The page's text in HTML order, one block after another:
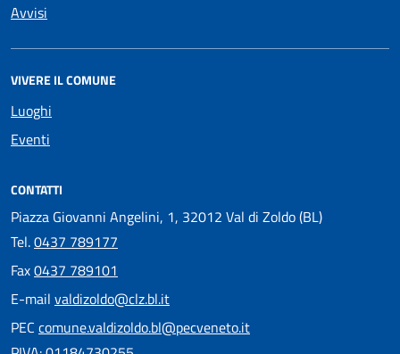
Avvisi
VIVERE IL COMUNE
Luoghi
Eventi
CONTATTI
Piazza Giovanni Angelini, 1, 32012 Val di Zoldo (BL)
Tel.0437 789177
Fax0437 789101
E-mail valdizoldo@clz.bl.it
PEC comune.valdizoldo.bl@pecveneto.it